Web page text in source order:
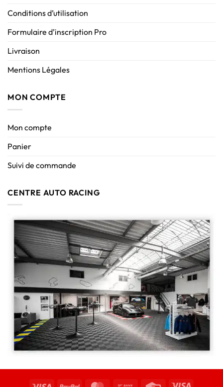
Conditions d’utilisation
Formulaire d’inscription Pro
Livraison
Mentions Légales
MON COMPTE
Mon compte
Panier
Suivi de commande
CENTRE AUTO RACING